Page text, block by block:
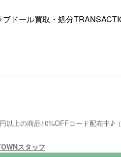
ドール買取・処分
上の商品10%OFFコード配布中♪
スタッフ